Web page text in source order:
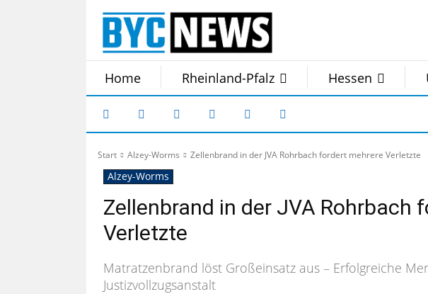
Home Rheinland-Pfalz Hessen
Start Alzey-Worms Zellenbrand in der JVA Rohrbach fordert mehrere Verletzte
Alzey-Worms
Zellenbrand in der JVA Rohrbach
Verletzte
Matratzenbrand löst Großeinsatz aus – Erfolgreiche
Justizvollzugsanstalt